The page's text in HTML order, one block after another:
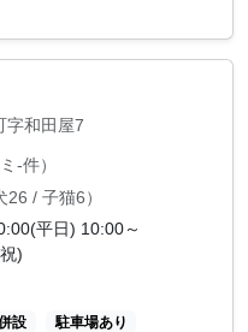
字和田屋7
-件）
26 / 子猫6）
平日) 10:00～
)
設 駐車場あり